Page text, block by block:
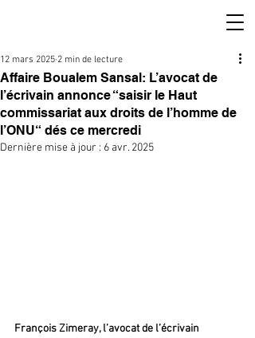
Affaire Boualem Sansal: L’avocat de
l’écrivain annonce “saisir le Haut
commissariat aux droits de l’homme de
l’ONU“ dés ce mercredi
12 mars 2025 2 min de lecture
Dernière mise à jour : 6 avr. 2025
François Zimeray, l’avocat de l’écrivain